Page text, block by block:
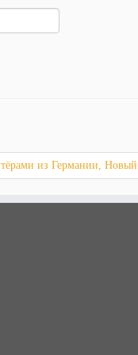
из Германии, Новый